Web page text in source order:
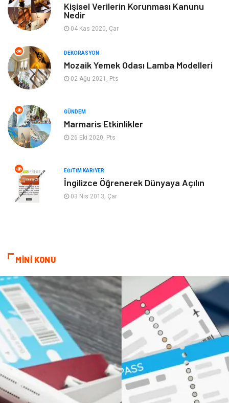
Spor İnternet
Nakliye Aksesuar
Mobilya
Sigorta
Bebek Giyim
Evlilik Rehberi
Şile Bezi
Kişisel Verilerin Korunması Kanunu
Nedir
04 Kas 2020, Çar
DEKORASYON
Mozaik Yemek Odası Lamba Modelleri
02 Ağu 2021, Pts
GÜNDEM
Marmaris Etkinlikler
26 Eki 2020, Pts
EĞITIM KARIYER
İngilizce Öğrenerek Dünyaya Açılın
03 Nis 2013, Çar
MİNİ KONU